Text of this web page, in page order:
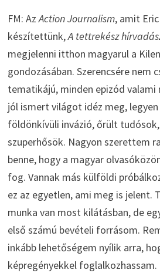
FM: AzAction Journalism, amit
készítettünk,A tettrekész
megjelenni itthon magyarul a
gondozásában. Szerencsére nem
tematikájú, minden epizód valami
jól ismert világot idéz meg,
földönkívüli invázió, őrült tudósok,
szuperhősök. Nagyon szerettem
benne, hogy a magyar
fog. Vannak más külföldi
ez az egyetlen, ami meg is jelent.
munka van most kilátásban, de
első számú bevételi forrásom.
inkább lehetőségem nyílik arra,
képregényekkel foglalkozhassam.